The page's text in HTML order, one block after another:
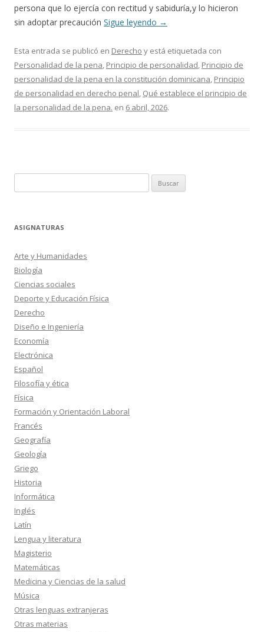
persona que lo ejercía con rectitud y sabiduría,y lo hicieron
sin adoptar precaución Sigue leyendo →
Esta entrada se publicó en Derecho y está etiquetada con
Personalidad de la pena, Principio de personalidad, Principio de
personalidad de la pena en la constitución dominicana, Principio
de personalidad en derecho penal, Qué establece el principio de
la personalidad de la pena. en 6 abril, 2026.
ASIGNATURAS
Arte y Humanidades
Biología
Ciencias sociales
Deporte y Educación Física
Derecho
Diseño e Ingeniería
Economía
Electrónica
Español
Filosofía y ética
Física
Formación y Orientación Laboral
Francés
Geografía
Geología
Griego
Historia
Informática
Inglés
Latín
Lengua y literatura
Magisterio
Matemáticas
Medicina y Ciencias de la salud
Música
Otras lenguas extranjeras
Otras materias